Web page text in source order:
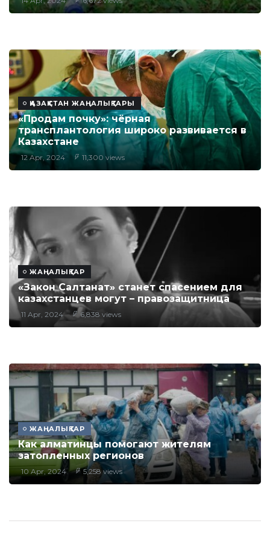
ҚАЗАҚСТАН ЖАҢАЛЫҚТАРЫ
«Продам почку»: чёрная
трансплантология широко развивается в
Казахстане
12 Apr, 2024 11,300 views
ЖАҢАЛЫҚТАР
«Закон Салтанат» станет спасением для
казахстанцев могут – правозащитница
11 Apr, 2024 6,838 views
ЖАҢАЛЫҚТАР
Как алматинцы помогают жителям
затопленных регионов
10 Apr, 2024 5,258 views